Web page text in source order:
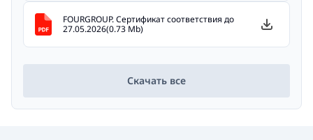
FOURGROUP. Сертификат соответствия до
27.05.2026(0.73 Mb)
Скачать все